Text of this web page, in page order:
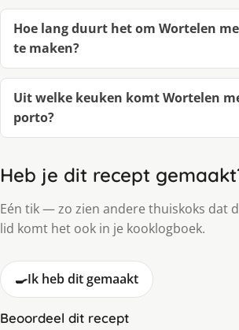
Hoe lang duurt het om Wortelen
te maken?
Uit welke keuken komt Wortelen
porto?
Heb je dit recept
Eén tik — zo zien andere thuiskoks dat
lid komt het ook in je kooklogboek.
🍳Ik heb dit gemaakt
Beoordeel dit recept